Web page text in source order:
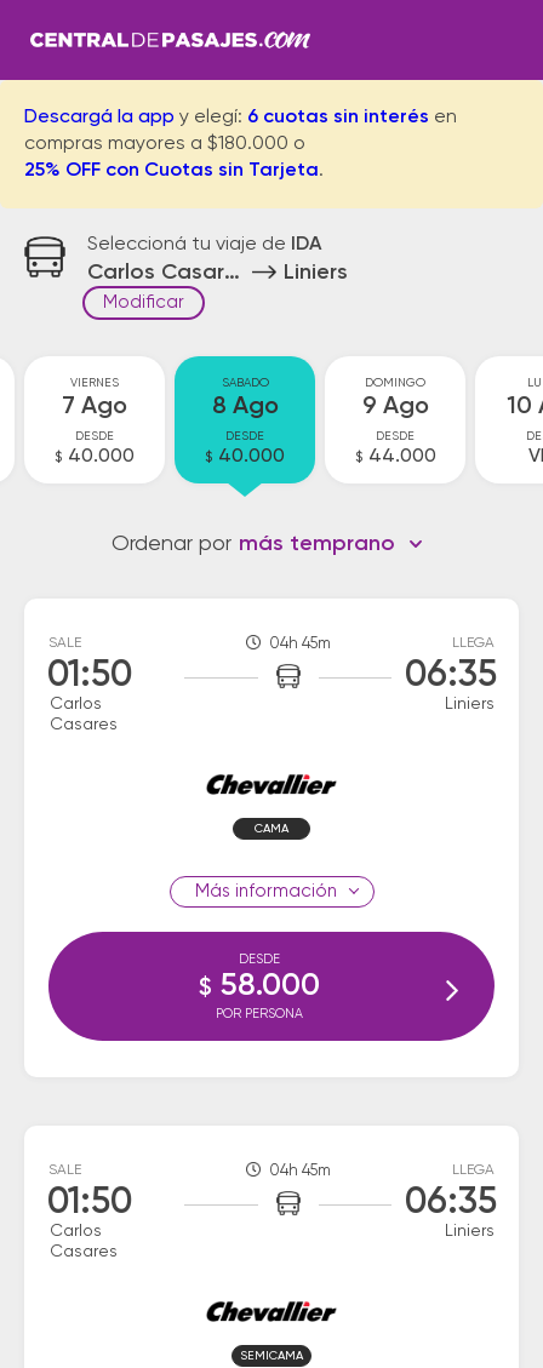
Descargá la app y elegí: 6 cuotas sin interés en
compras mayores a $180.000 o
25% OFF con Cuotas sin Tarjeta.
Seleccioná tu viaje de IDA
Carlos Casares Liniers
Modificar
VIERNES
7 Ago
DESDE
$ 40.000
SABADO
8 Ago
DESDE
$ 40.000
DOMINGO
9 Ago
DESDE
$ 44.000
10
Ordenar por más temprano
SALE
01:50
Carlos
Casares
04h 45m LLEGA
06:35
Liniers
CAMA
información
DESDE
$ 58.000
POR PERSONA
SALE
01:50
Carlos
Casares
04h 45m LLEGA
06:35
Liniers
SEMICAMA